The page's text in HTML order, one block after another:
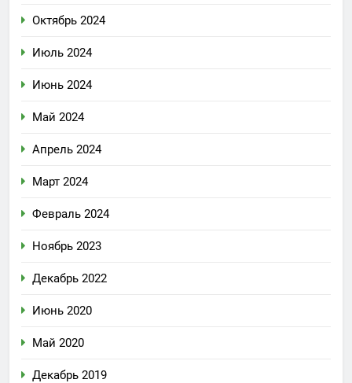
Октябрь 2024
Июль 2024
Июнь 2024
Май 2024
Апрель 2024
Март 2024
Февраль 2024
Ноябрь 2023
Декабрь 2022
Июнь 2020
Май 2020
Декабрь 2019